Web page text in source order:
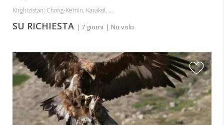
Kirghizistan: Chong-Kemin, Karakol, ...
SU RICHIESTA | 7 giorni | No volo